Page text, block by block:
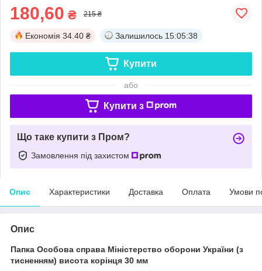
180,60 ₴ 215 ₴
Економія 34.40 ₴ Залишилось 15:05:37
Купити
або
Купити з
Що таке купити з Пром?
Замовлення під захистом
Опис Характеристики Доставка Оплата Умови
Опис
Папка Особова справа Міністерство оборони України (з
тисненням) висота корінця 30 мм